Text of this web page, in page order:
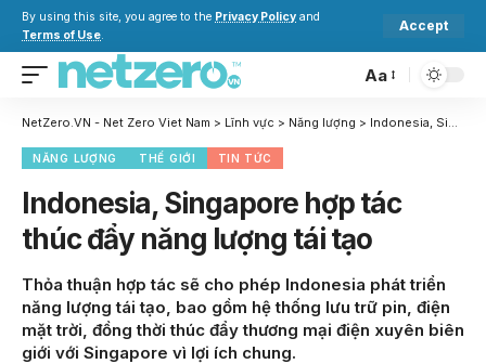
By using this site, you agree to the Privacy Policy and
Terms of Use.
Accept
Aa
NetZero.VN - Net Zero Viet Nam > Lĩnh vực > Năng lượng > Indonesia, Singapore hợp tác thúc đẩy năng lượng tái tạo
NĂNG LƯỢNG THẾ GIỚI TIN TỨC
Indonesia, Singapore hợp tác
thúc đẩy năng lượng tái tạo
Thỏa thuận hợp tác sẽ cho phép Indonesia phát triển
năng lượng tái tạo, bao gồm hệ thống lưu trữ pin, điện
mặt trời, đồng thời thúc đẩy thương mại điện xuyên biên
giới với Singapore vì lợi ích chung.